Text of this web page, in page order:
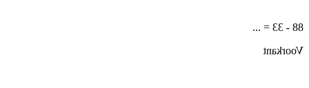
88 - 33 = ...
Voorkant